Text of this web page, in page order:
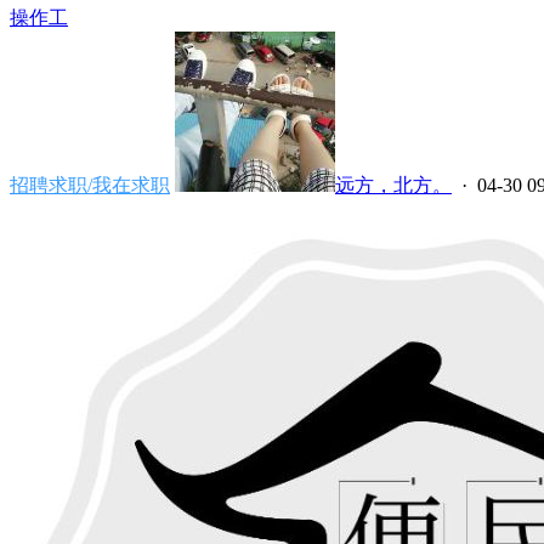
操作工
招聘求职/我在求职 远方，北方。 · 04-30